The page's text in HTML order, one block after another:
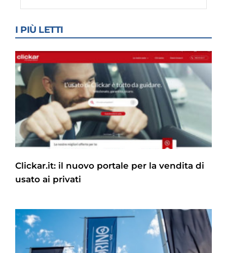
I PIÙ LETTI
Clickar.it: il nuovo portale per la vendita di
usato ai privati